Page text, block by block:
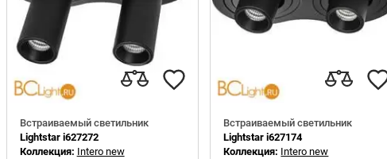
Встраиваемый светильник
Lightstar i627272
Коллекция: Intero new
Встраиваемый светильник
Lightstar i627174
Коллекция: Intero new